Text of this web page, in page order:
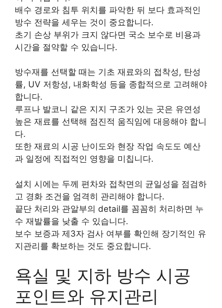
배수 경로와 침투 위치를 파악한 뒤 보다 효과적인
방수 전략을 세우는 것이 중요합니다.
초기 손상 부위가 크지 않다면 국소 보수로 비용과
시간을 절약할 수 있습니다.
방수재를 선택할 때는 기초 재료와의 접착성, 탄성
률, UV 저항성, 내화학성 등을 종합적으로 고려해야
합니다.
루프나 발코니 같은 지지 구조가 있는 곳은 유연성
높은 재료를 선택해 점진적 움직임에 대응해야 합니
다.
또한 재료의 시공 난이도와 현장 작업 속도도 예산
과 일정에 직접적인 영향을 미칩니다.
설치 시에는 두께 편차와 접착면의 균일성을 점검하
고 경화 조건을 엄격히 관리해야 합니다.
끝단 처리와 관알부의 detail를 꼼꼼히 처리하면 누
수 재발률을 낮출 수 있습니다.
보수 보증과 제3자 검사 여부를 확인해 장기적인 유
지관리를 확보하는 것도 중요합니다.
욕실 및 지하 방수 시공
포인트와 유지관리